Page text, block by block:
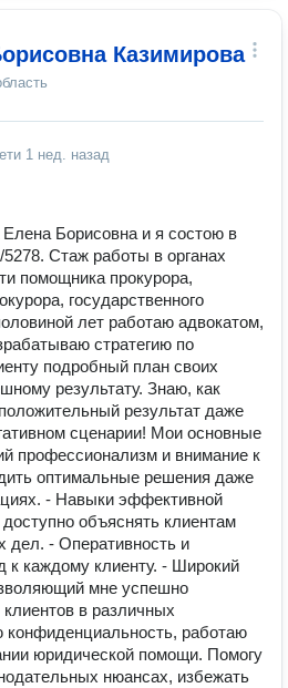
Казимирова
1 нед. назад
Борисовна и я состою в
Стаж работы в органах
помощника прокурора,
государственного
лет работаю адвокатом,
стратегию по
подробный план своих
результату. Знаю, как
результат даже
сценарии! Мои основные
профессионализм и внимание к
оптимальные решения даже
- Навыки эффективной
объяснять клиентам
дел. - Оперативность и
к каждому клиенту. - Широкий
мне успешно
в различных
конфиденциальность, работаю
юридической помощи. Помогу
нюансах, избежать